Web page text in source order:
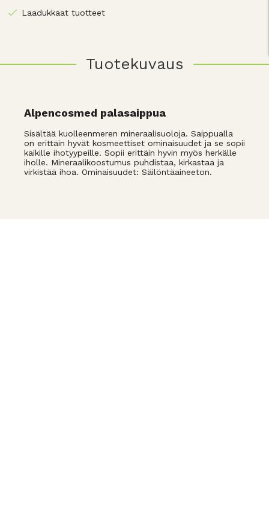
Laadukkaat tuotteet
Tuotekuvaus
Alpencosmed palasaippua
Sisältää kuolleenmeren mineraalisuoloja. Saippualla
on erittäin hyvät kosmeettiset ominaisuudet ja se sopii
kaikille ihotyypeille. Sopii erittäin hyvin myös herkälle
iholle. Mineraalikoostumus puhdistaa, kirkastaa ja
virkistää ihoa. Ominaisuudet: Säilöntäaineeton.